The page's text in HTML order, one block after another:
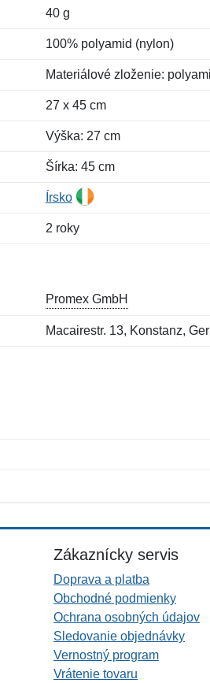
40 g
100% polyamid (nylon)
Materiálové zloženie:
27 x 45 cm
Výška: 27 cm
Šírka: 45 cm
Írsko
2 roky
Promex GmbH
Macairestr. 13, Konstanz,
Zákaznícky servis
Doprava a platba
Obchodné podmienky
Ochrana osobných údajov
Sledovanie objednávky
Vernostný program
Vrátenie tovaru